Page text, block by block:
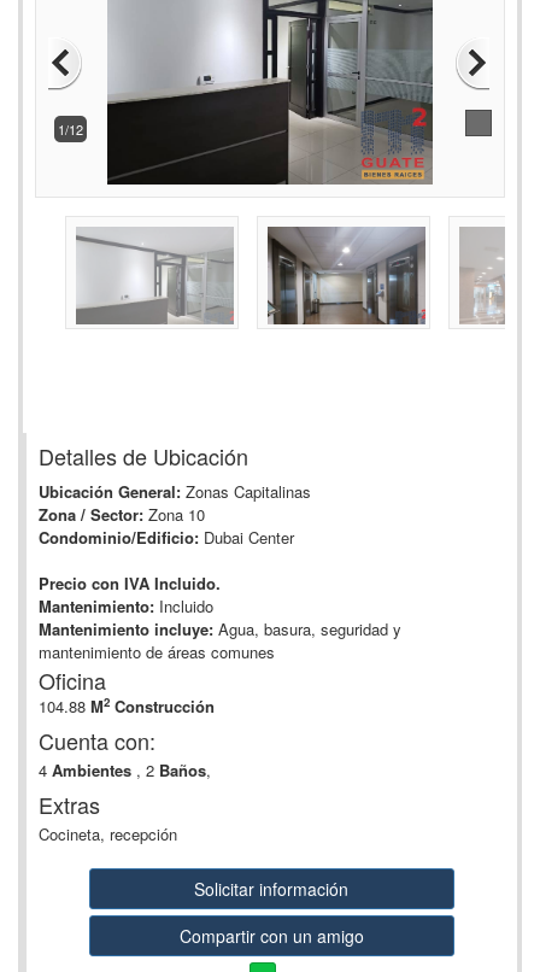
2/12
Detalles de Ubicación
Ubicación General: Zonas Capitalinas
Zona / Sector: Zona 10
Condominio/Edificio: Dubai Center
Precio con IVA Incluido.
Mantenimiento: Incluido
Mantenimiento incluye: Agua, basura, seguridad y
mantenimiento de áreas comunes
Oficina
104.88 M2 Construcción
Cuenta con:
4 Ambientes , 2 Baños,
Extras
Cocineta, recepción
Solicitar información
Compartir con un amigo